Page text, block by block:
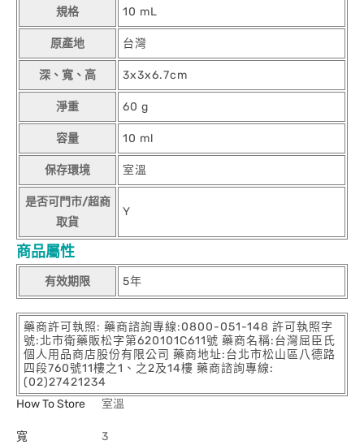
規格 10 mL
原產地 台灣
深、寬、高 3x3x6.7cm
淨重 60 g
容量 10 ml
保存環境 室溫
是否可門市/超商
取貨
Y
商品屬性
有效期限 5年
藥商許可執照: 藥商諮詢專線:0800-051-148 許可執照字
號:北市衛藥販松字第620101C611號 藥商名稱:台灣屈臣氏
個人用品商店股份有限公司 藥商地址:台北市松山區八德路
四段760號11樓之1、之2及14樓 藥商諮詢專線:
(02)27421234
How To Store
室溫
寬 3